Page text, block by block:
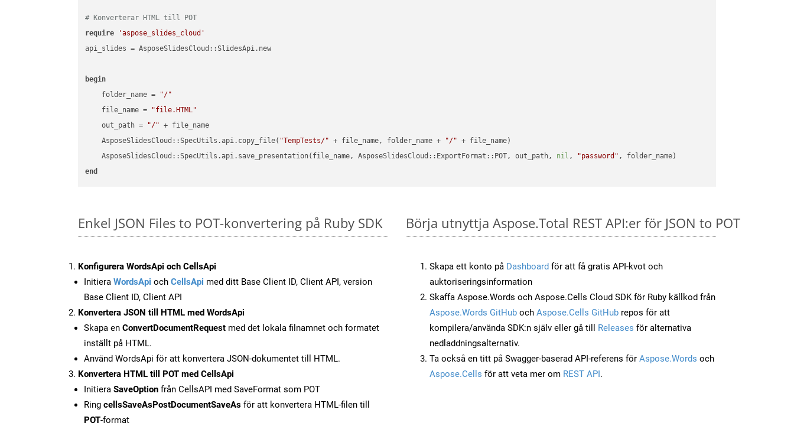
# Konverterar HTML till POT
require
'aspose_slides_cloud'
api_slides = AsposeSlidesCloud::SlidesApi.new
begin
    folder_name =
"/"
    file_name =
"file.HTML"
    out_path =
"/" + file_name
    AsposeSlidesCloud::SpecUtils.api.copy_file(
"TempTests/" + file_name, folder_name + "/" + file_name)
    AsposeSlidesCloud::SpecUtils.api.save_presentation(file_name, AsposeSlidesCloud::ExportFormat::POT, out_path,
nil , "password"
end
Enkel JSON Files to POT-konvertering på Ruby SDK
Konfigurera WordsApi och CellsApi
Initiera WordsApi och CellsApi med ditt Base Client ID, Client API, version
Base Client ID, Client API
Konvertera JSON till HTML med WordsApi
Skapa en ConvertDocumentRequest med det lokala filnamnet och formatet
inställt på HTML.
Använd WordsApi för att konvertera JSON-dokumentet till HTML.
Konvertera HTML till POT med CellsApi
Initiera SaveOption från CellsAPI med SaveFormat som POT
Ring cellsSaveAsPostDocumentSaveAs för att konvertera HTML-filen till
POT-format
Börja utnyttja Aspose.Total REST API:er för JSON to POT
Skapa ett konto på Dashboard för att få gratis API-kvot och
auktoriseringsinformation
Skaffa Aspose.Words och Aspose.Cells Cloud SDK för Ruby källkod från
Aspose.Words GitHub och Aspose.Cells GitHub repos för att
kompilera/använda SDK:n själv eller gå till Releases för alternativa
nedladdningsalternativ.
Ta också en titt på Swagger-baserad API-referens för Aspose.Words och
Aspose.Cells för att veta mer om REST API.